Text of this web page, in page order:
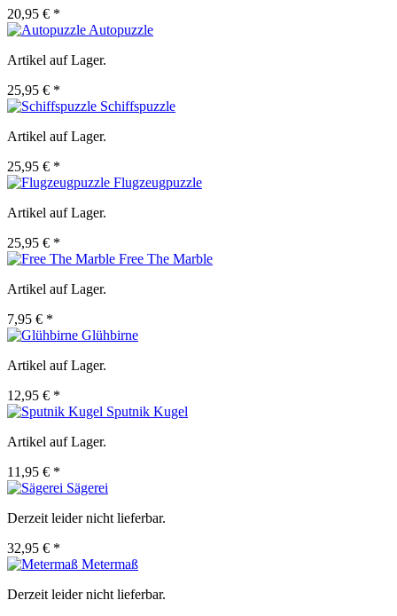
20,95 € *
Autopuzzle
Artikel auf Lager.
25,95 € *
Schiffspuzzle
Artikel auf Lager.
25,95 € *
Flugzeugpuzzle
Artikel auf Lager.
25,95 € *
Free The Marble
Artikel auf Lager.
7,95 € *
Glühbirne
Artikel auf Lager.
12,95 € *
Sputnik Kugel
Artikel auf Lager.
11,95 € *
Sägerei
Derzeit leider nicht lieferbar.
32,95 € *
Metermaß
Derzeit leider nicht lieferbar.